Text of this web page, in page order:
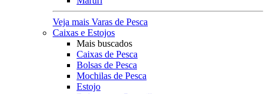
Veja mais Varas de Pesca
Caixas e Estojos
Mais buscados
Caixas de Pesca
Bolsas de Pesca
Mochilas de Pesca
Estojo